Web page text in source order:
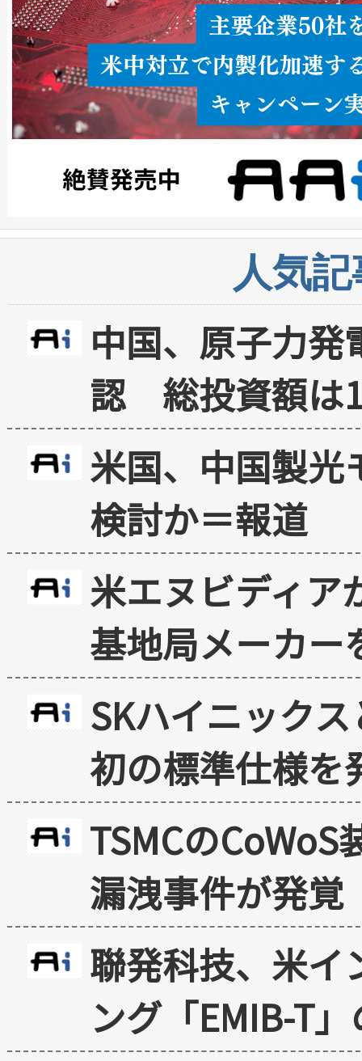
人気
中国、原子力
認 総投資額は
米国、中国製光
検討か＝報道
米エヌビディア
基地局メーカー
SKハイニック
初の標準仕様を
TSMCの
漏洩事件が発覚
聯発科技、米イ
ング「EMIB-T